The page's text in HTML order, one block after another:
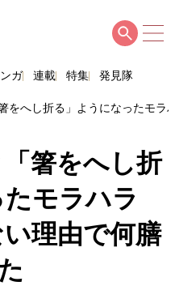
ガ 連載 特集 発見隊
をへし折る」ようになったモ
箸をへし折
モラハラ
理由で何膳